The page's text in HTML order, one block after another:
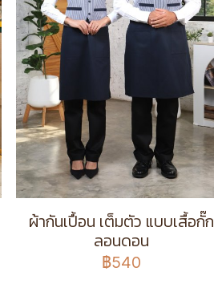
ผ้ากันเปื้อน เต็มตัว แบบเสื้อกั๊ก
ลอนดอน
฿540